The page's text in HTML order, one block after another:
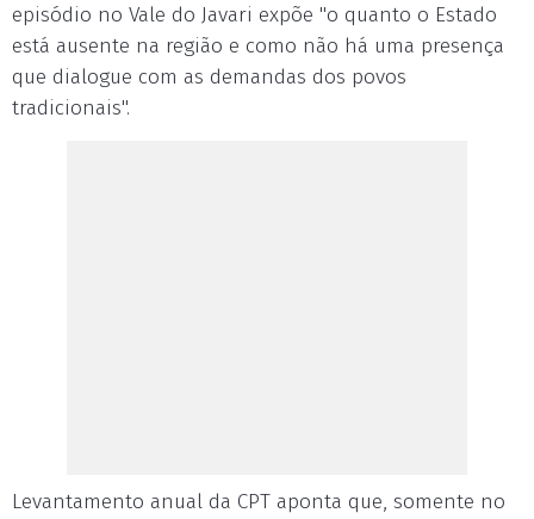
episódio no Vale do Javari expõe "o quanto o Estado
está ausente na região e como não há uma presença
que dialogue com as demandas dos povos
tradicionais".
Levantamento anual da CPT aponta que, somente no